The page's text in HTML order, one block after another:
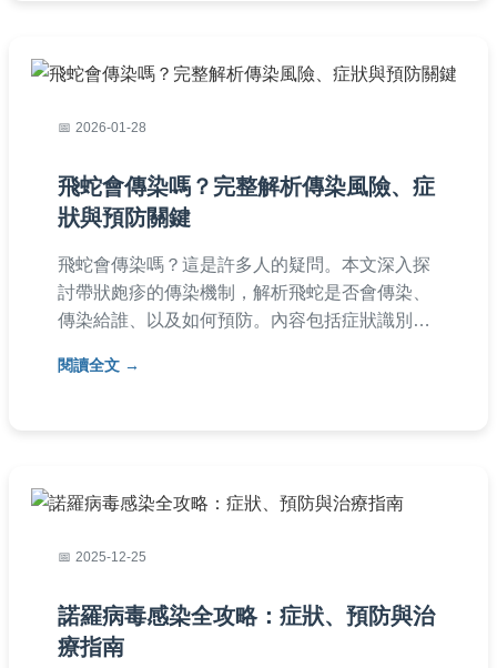
2026-01-28
飛蛇會傳染嗎？完整解析傳染風險、症
狀與預防關鍵
飛蛇會傳染嗎？這是許多人的疑問。本文深入探
討帶狀皰疹的傳染機制，解析飛蛇是否會傳染、
傳染給誰、以及如何預防。內容包括症狀識別、
保護自己和家人，避免傳染風險。
閱讀全文
2025-12-25
諾羅病毒感染全攻略：症狀、預防與治
療指南